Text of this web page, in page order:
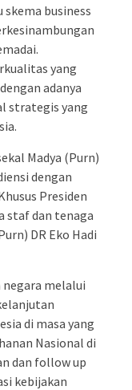
business
yang
adanya
strategis yang
Madya (Purn)
dengan
Presiden
staf dan tenaga
DR Eko Hadi
melalui
di masa yang
Nasional di
dan follow up
kebijakan